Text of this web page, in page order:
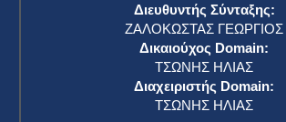
Διευθυντής Σύνταξης:
ΖΑΛΟΚΩΣΤΑΣ ΓΕΩΡΓΙΟΣ
Δικαιούχος Domain:
ΤΣΩΝΗΣ ΗΛΙΑΣ
Διαχειριστής Domain:
ΤΣΩΝΗΣ ΗΛΙΑΣ